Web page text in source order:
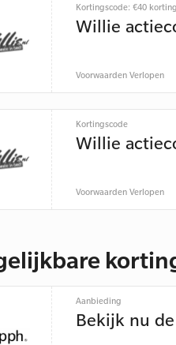
Kortingscode: €40 korting
Willie
VoorwaardenVerlopen
Kortingscode
Willie
VoorwaardenVerlopen
Aanbieding
Bekijk nu